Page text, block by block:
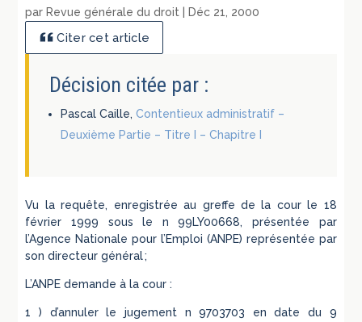
par Revue générale du droit Déc 21, 2000
Citer cet article
Décision citée par :
Pascal Caille,Contentieux administratif –
Deuxième Partie – Titre I – Chapitre I
Vu la requête, enregistrée au greffe de la cour le 18
février 1999 sous le n 99LY00668, présentée par
l’Agence Nationale pour l’Emploi (ANPE) représentée par
son directeur général ;
L’ANPE demande à la cour :
1 ) d’annuler le jugement n 9703703 en date du 9